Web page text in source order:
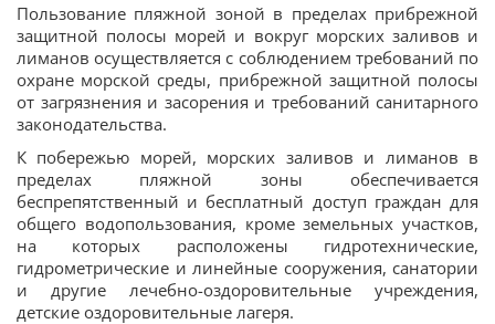
Пользование пляжной зоной в пределах прибрежной
защитной полосы морей и вокруг морских заливов и
лиманов осуществляется с соблюдением требований по
охране морской среды, прибрежной защитной полосы
от загрязнения и засорения и требований санитарного
законодательства.
К побережью морей, морских заливов и лиманов в
пределах пляжной зоны обеспечивается
беспрепятственный и бесплатный доступ граждан для
общего водопользования, кроме земельных участков,
на которых расположены гидротехнические,
гидрометрические и линейные сооружения, санатории
и другие лечебно-оздоровительные учреждения,
детские оздоровительные лагеря.